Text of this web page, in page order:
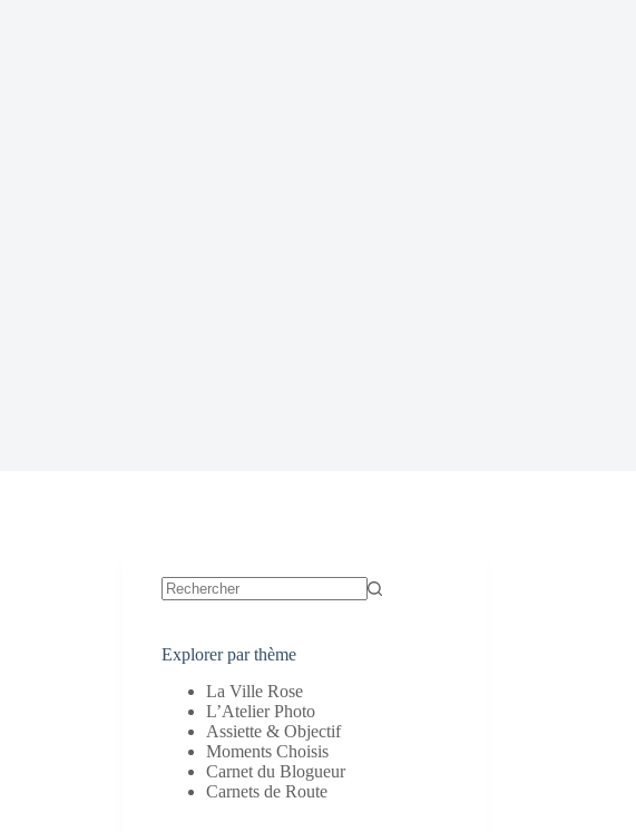
Explorer par thème
La Ville Rose
L’Atelier Photo
Assiette & Objectif
Moments Choisis
Carnet du Blogueur
Carnets de Route